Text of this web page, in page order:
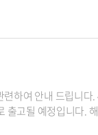
4월 30일(월) 오전 11시 이전
출고될 예정입니다.